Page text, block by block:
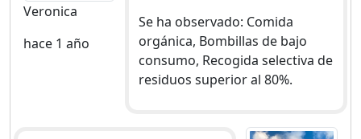
Veronica
hace 1 año
Se ha observado: Comida
orgánica, Bombillas de bajo
consumo, Recogida selectiva de
residuos superior al 80%.